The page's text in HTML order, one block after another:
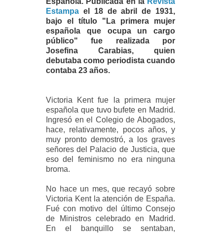
Estampa el 18 de abril de 1931,
bajo el título "La primera mujer
española que ocupa un cargo
público" fue realizada por
Josefina Carabias, quien
debutaba como periodista cuando
contaba 23 años.
Victoria Kent fue la primera mujer
española que tuvo bufete en Madrid.
Ingresó en el Colegio de Abogados,
hace, relativamente, pocos años, y
muy pronto demostró, a los graves
señores del Palacio de Justicia, que
eso del feminismo no era ninguna
broma.
No hace un mes, que recayó sobre
Victoria Kent la atención de España.
Fué con motivo del último Consejo
de Ministros celebrado en Madrid.
En el banquillo se sentaban,